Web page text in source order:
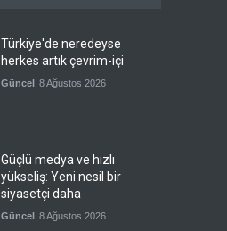
Türkiye'de neredeyse
herkes artık çevrim-içi
Güncel 8 Ağustos 2026
Güçlü medya ve hızlı
yükseliş: Yeni nesil bir
siyasetçi daha
Güncel 8 Ağustos 2026